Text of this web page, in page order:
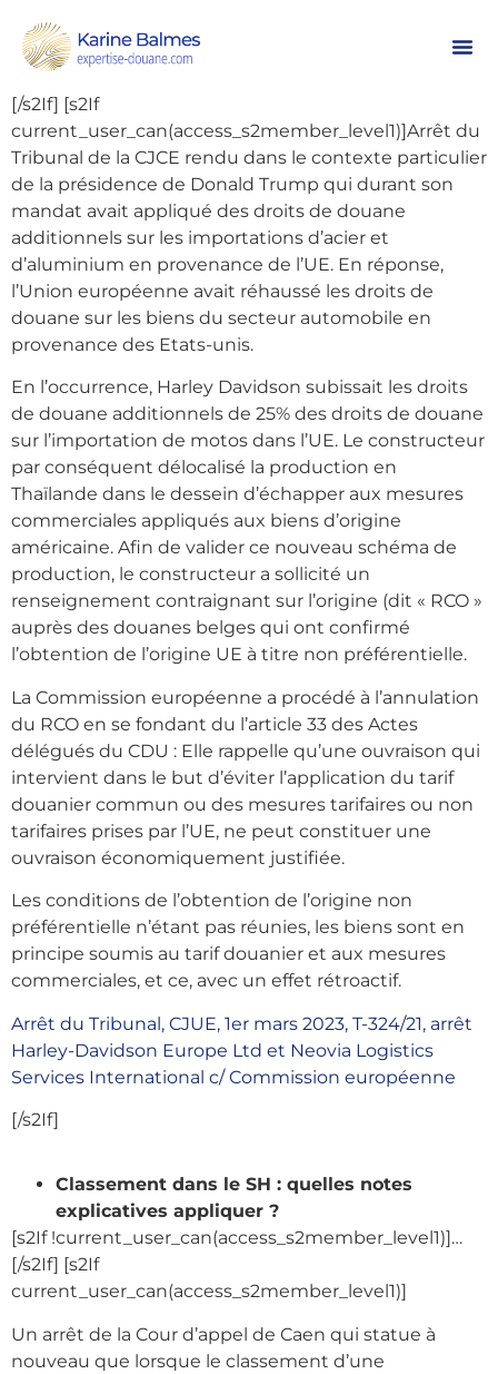
Origine non préférentielle : La notion
d’ouvraison économiquement justifiée.
[s2If !current_user_can(access_s2member_level1)]…
[/s2If] [s2If
current_user_can(access_s2member_level1)]Arrêt du
Tribunal de la CJCE rendu dans le contexte particulier
de la présidence de Donald Trump qui durant son
mandat avait appliqué des droits de douane
additionnels sur les importations d’acier et
d’aluminium en provenance de l’UE. En réponse,
l’Union européenne avait réhaussé les droits de
douane sur les biens du secteur automobile en
provenance des Etats-unis.
En l’occurrence, Harley Davidson subissait les droits
de douane additionnels de 25% des droits de douane
sur l’importation de motos dans l’UE. Le constructeur
par conséquent délocalisé la production en
Thaïlande dans le dessein d’échapper aux mesures
commerciales appliqués aux biens d’origine
américaine. Afin de valider ce nouveau schéma de
production, le constructeur a sollicité un
renseignement contraignant sur l’origine (dit « RCO »
auprès des douanes belges qui ont confirmé
l’obtention de l’origine UE à titre non préférentielle.
La Commission européenne a procédé à l’annulation
du RCO en se fondant du l’article 33 des Actes
délégués du CDU : Elle rappelle qu’une ouvraison qui
intervient dans le but d’éviter l’application du tarif
douanier commun ou des mesures tarifaires ou non
tarifaires prises par l’UE, ne peut constituer une
ouvraison économiquement justifiée.
Les conditions de l’obtention de l’origine non
préférentielle n’étant pas réunies, les biens sont en
principe soumis au tarif douanier et aux mesures
commerciales, et ce, avec un effet rétroactif.
Arrêt du Tribunal, CJUE, 1er mars 2023, T-324/21, arrêt
Harley-Davidson Europe Ltd et Neovia Logistics
Services International c/ Commission européenne
[/s2If]
Classement dans le SH : quelles notes
explicatives appliquer ?
[s2If !current_user_can(access_s2member_level1)]…
[/s2If] [s2If
current_user_can(access_s2member_level1)]
Un arrêt de la Cour d’appel de Caen qui statue à
nouveau que lorsque le classement d’une